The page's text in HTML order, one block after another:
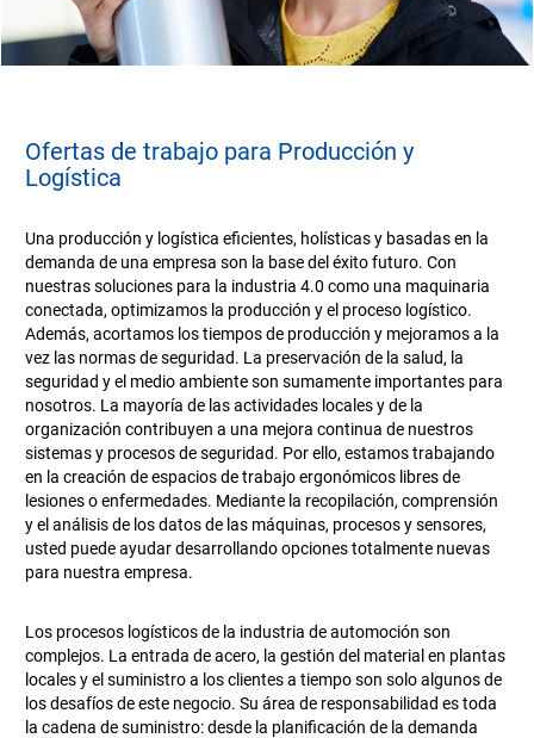
Ofertas de trabajo para Producción y
Logística
Una producción y logística eficientes, holísticas y basadas en la
demanda de una empresa son la base del éxito futuro. Con
nuestras soluciones para la industria 4.0 como una maquinaria
conectada, optimizamos la producción y el proceso logístico.
Además, acortamos los tiempos de producción y mejoramos a la
vez las normas de seguridad. La preservación de la salud, la
seguridad y el medio ambiente son sumamente importantes para
nosotros. La mayoría de las actividades locales y de la
organización contribuyen a una mejora continua de nuestros
sistemas y procesos de seguridad. Por ello, estamos trabajando
en la creación de espacios de trabajo ergonómicos libres de
lesiones o enfermedades. Mediante la recopilación, comprensión
y el análisis de los datos de las máquinas, procesos y sensores,
usted puede ayudar desarrollando opciones totalmente nuevas
para nuestra empresa.
Los procesos logísticos de la industria de automoción son
complejos. La entrada de acero, la gestión del material en plantas
locales y el suministro a los clientes a tiempo son solo algunos de
los desafíos de este negocio. Su área de responsabilidad es toda
la cadena de suministro: desde la planificación de la demanda